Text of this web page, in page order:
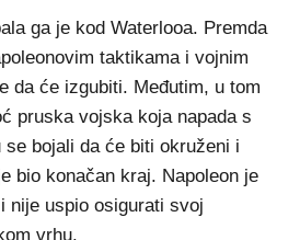
ga je kod Waterlooa. Premda
taktikama i vojnim
da će izgubiti. Međutim, u tom
pruska vojska koja napada s
bojali da će biti okruženi i
bio konačan kraj. Napoleon je
nije uspio osigurati svoj
vrhu.